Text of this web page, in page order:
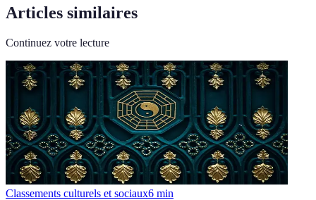
Articles similaires
Continuez votre lecture
Classements culturels et sociaux6 min